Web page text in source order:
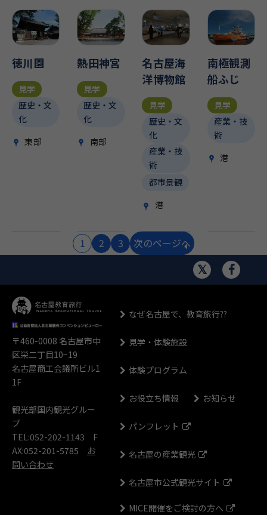
徳川園
見学
歴史・文
化
東部
熱田神宮
見学
歴史・文
化
南部
名古屋海
洋博物館
見学
歴史・文
化
産業・技
術
都市景観
港
南極観測
船ふじ
見学
産業・技
術
港
1 2 3 次のページへ
〒460-0008 名古屋市中
区栄二丁目10−19
名古屋商工会議所ビル1
1F
観光部国内観光グルー
プ
TEL:052-202-1143 F
AX:052-201-5785 お
問い合わせ
なぜ名古屋で、教育旅行??
見学・体験施設
体験プログラム
お役立ち情報 お知らせ
パンフレット
名古屋の産業観光
名古屋市公式観光サイト
MICE開催をご検討の方へ